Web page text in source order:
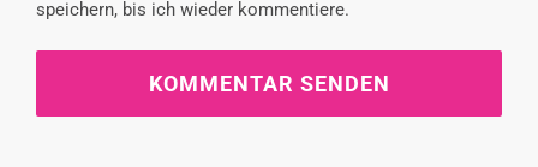
speichern, bis ich wieder kommentiere.